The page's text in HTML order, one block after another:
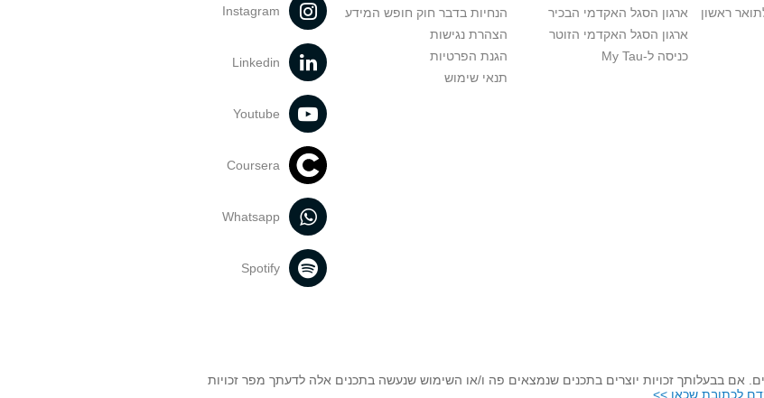
ראשון
ארגון הסגל האקדמי הבכיר
ארגון הסגל האקדמי הזוטר
כניסה ל-My Tau
הנחיות בדבר חוק חופש המידע
הצהרת נגישות
הגנת הפרטיות
תנאי שימוש
Instagram
Linkedin
Youtube
Coursera
Whatsapp
Spotify
אם בבעלותך זכויות יוצרים בתכנים שנמצאים פה ו/או השימוש שנעשה בתכנים אלה לדעתך מפר זכויות
לכתובת שכאן >>